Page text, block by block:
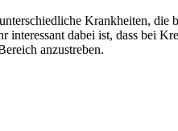
Krankheiten, die
dabei ist, dass bei
anzustreben.